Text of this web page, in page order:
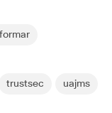
trustsec uajms